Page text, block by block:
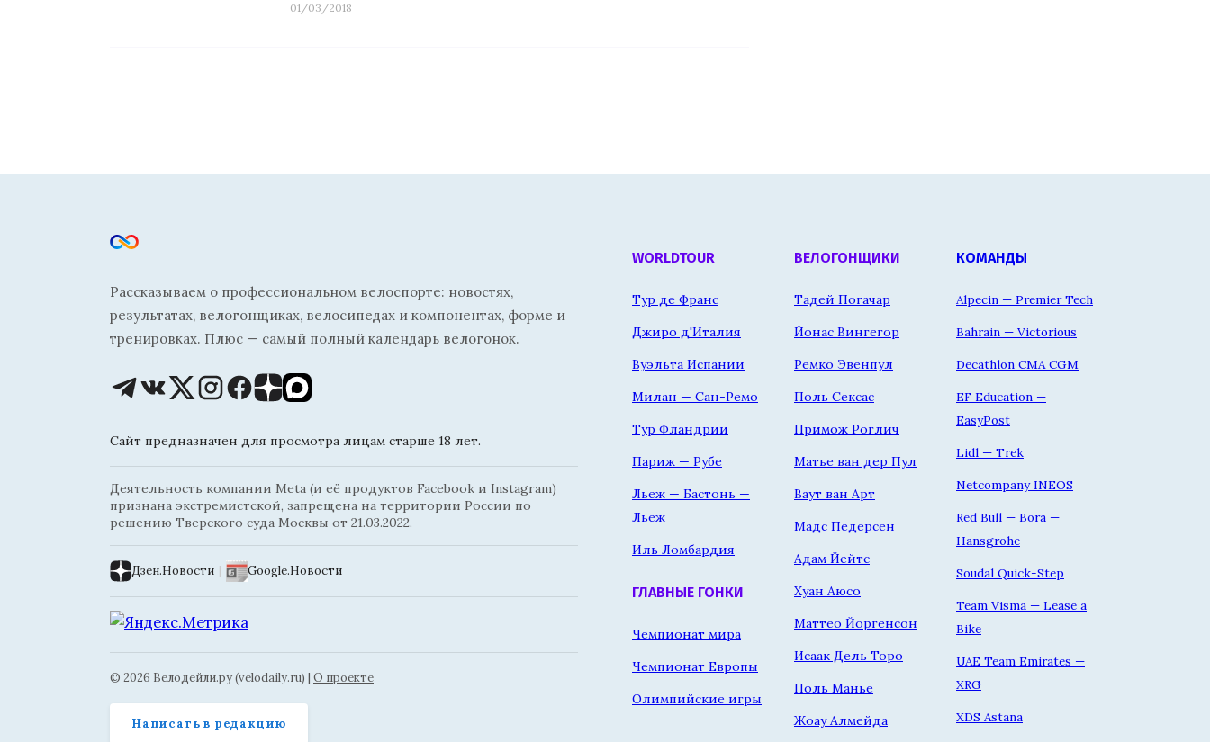
01/03/2018
Рассказываем о профессиональном велоспорте: новостях,
результатах, велогонщиках, велосипедах и компонентах, форме и
тренировках. Плюс — самый полный календарь велогонок.
Сайт предназначен для просмотра лицам старше 18 лет.
Деятельность компании Meta (и её продуктов Facebook и Instagram)
признана экстремистской, запрещена на территории России по
решению Тверского суда Москвы от 21.03.2022.
Дзен.Новости | Google.Новости
© 2026 Велодейли.ру (velodaily.ru) | О проекте
Написать в редакцию
WORLDTOUR
Тур де Франс
Джиро д'Италия
Вуэльта Испании
Милан — Сан-Ремо
Тур Фландрии
Париж — Рубе
Льеж — Бастонь —
Льеж
Иль Ломбардия
ГЛАВНЫЕ ГОНКИ
Чемпионат мира
Чемпионат Европы
Олимпийские игры
ВЕЛОГОНЩИКИ
Тадей Погачар
Йонас Вингегор
Ремко Эвенпул
Поль Сексас
Примож Роглич
Матье ван дер Пул
Ваут ван Арт
Мадс Педерсен
Адам Йейтс
Хуан Аюсо
Маттео Йоргенсон
Исаак Дель Торо
Поль Манье
Жоау Алмейда
КОМАНДЫ
Alpecin — Premier Tech
Bahrain — Victorious
Decathlon CMA CGM
EF Education —
EasyPost
Lidl — Trek
Netcompany INEOS
Red Bull — Bora —
Hansgrohe
Soudal Quick-Step
Team Visma — Lease a
Bike
UAE Team Emirates —
XRG
XDS Astana